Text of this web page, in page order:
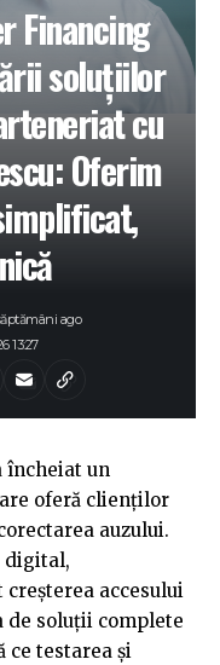
Financing
soluțiilor
cu
Oferim
13:27
ago
încheiat un
oferă clienților
auzului.
digital,
accesului
de soluții complete
ce testarea și